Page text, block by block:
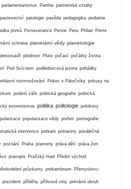
parlamentarismus Parthie partnerské vztahy
pastevectví patologie pavěda pedagogika pediatrie
prvků Perseverance Persie Peru Philae Pierre
ochrana planetární vědy planetologie
plesiosauři plodnost Pluto počasí počátky života
Pod Svícnem podledovcová jezera pohádky
rozmnožování Pokec s Pátečníky pokusy na
polární záře politická geografie politická
extremismus politika politologie polokovy
popularizace vědy porfen pornografie
intervence potkani potraviny poválečná
poznání Praha prameny práva dětí práva žen
pravopis Pražský hrad Přední východ
průzkumy prekambrium Přemyslovci
prezident příběhy přílivové vlny primární okruh